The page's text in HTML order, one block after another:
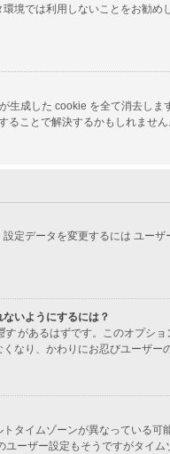
境では利用しないことをお勧
生成した cookie を全て消去し
ことで解決するかもしれません
定データを変更するには ユー
いようにするには？
すがあるはずです。このオプショ
なり、かわりにお忍びユーザー
タイムゾーンが異なっている
ーザー設定もそうですがタイ